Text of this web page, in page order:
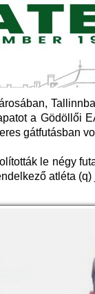
a Gödöllői
gátfutásban
le négy
atléta